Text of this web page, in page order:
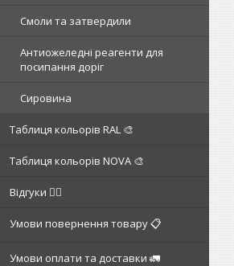
Смоли та затвердили
Антиожеледні реагенти для
посипання доріг
Сировина
Таблиця кольорів RAL 🎨
Таблиця кольорів NOVA 🎨
Відгуки ✍🏼
Умови повернення товару 📋
Умови оплати та доставки 🚛